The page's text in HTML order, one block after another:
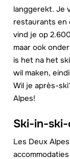
langgerekt. Je
restaurants en
vind je op
maar ook
is het na het
wil maken,
Wil je après-
Alpes!
Ski-in-
Les Deux